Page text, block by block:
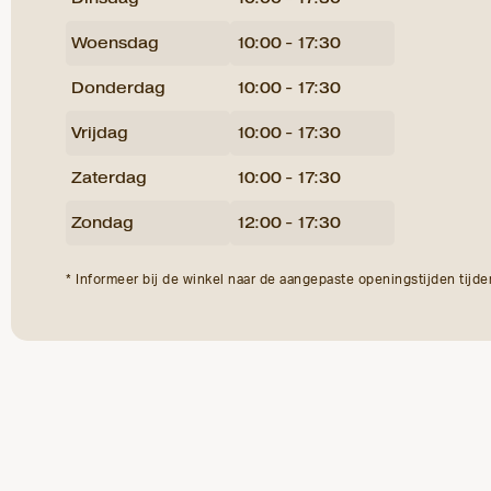
Woensdag 10:00 - 17:30
Donderdag 10:00 - 17:30
Vrijdag 10:00 - 17:30
Zaterdag 10:00 - 17:30
Zondag 12:00 - 17:30
* Informeer bij de winkel naar de aangepaste openingstijden